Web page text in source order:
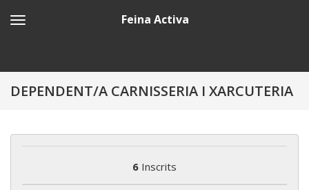
Feina Activa
DEPENDENT/A CARNISSERIA I XARCUTERIA
6 Inscrits